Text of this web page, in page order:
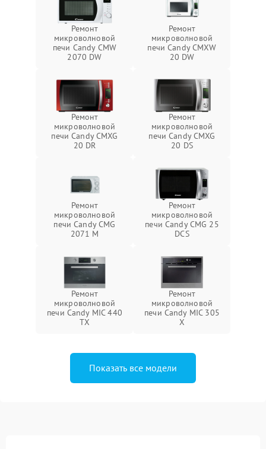
Ремонт
микроволновой
печи Candy CMW
2070 DW
Ремонт
микроволновой
печи Candy CMXW
20 DW
Ремонт
микроволновой
печи Candy CMXG
20 DR
Ремонт
микроволновой
печи Candy CMXG
20 DS
Ремонт
микроволновой
печи Candy CMG
2071 M
Ремонт
микроволновой
печи Candy CMG 25
DCS
Ремонт
микроволновой
печи Candy MIC 440
TX
Ремонт
микроволновой
печи Candy MIC 305
X
Показать все модели